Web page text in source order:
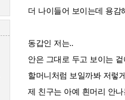
더 나이들어 보이는데 용감
동갑인 저는..
안은 그대로 두고 보이는
할머니처럼 보일까봐 저렇
제 친구는 아예 흰머리 안